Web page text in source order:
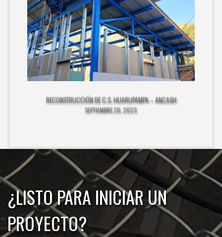
RECONSTRUCCIÓN DE C.S. HUARUPAMPA – ANCASH
SEPTIEMBRE 20, 2023
¿LISTO PARA INICIAR UN
PROYECTO?